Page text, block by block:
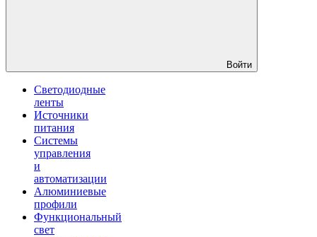
Войти
Светодиодные
ленты
Источники
питания
Системы
управления
и
автоматизации
Алюминиевые
профили
Функциональный
свет